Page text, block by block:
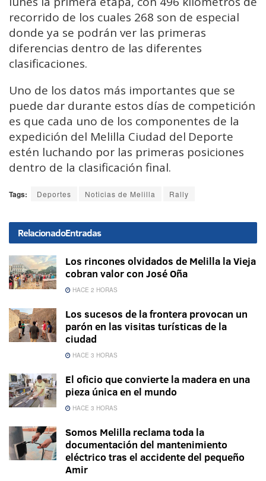
recorrido de los cuales 268 son de especial
donde ya se podrán ver las primeras
diferencias dentro de las diferentes
clasificaciones.
Uno de los datos más importantes que se
puede dar durante estos días de competición
es que cada uno de los componentes de la
expedición del Melilla Ciudad del Deporte
estén luchando por las primeras posiciones
dentro de la clasificación final.
Tags: Deportes Noticias de Melilla Rally
RelacionadoEntradas
Los rincones olvidados de Melilla la Vieja
cobran valor con José Oña
HACE 2 HORAS
Los sucesos de la frontera provocan un
parón en las visitas turísticas de la
ciudad
HACE 3 HORAS
El oficio que convierte la madera en una
pieza única en el mundo
HACE 3 HORAS
Somos Melilla reclama toda la
documentación del mantenimiento
eléctrico tras el accidente del pequeño
Amir